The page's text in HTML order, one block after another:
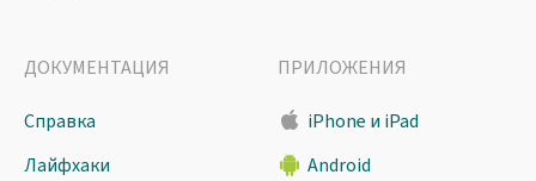
ДОКУМЕНТАЦИЯ
Справка
Лайфхаки
ПРИЛОЖЕНИЯ
iPhone и iPad
Android